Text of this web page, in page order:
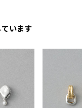
います